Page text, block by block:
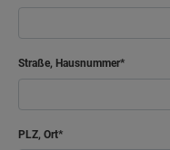
Straße, Hausnummer
PLZ, Ort